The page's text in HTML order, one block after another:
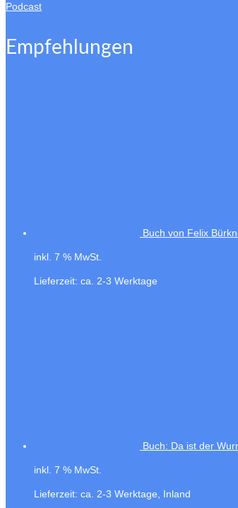
Podcast
Empfehlungen
Buch von Felix
inkl. 7 % MwSt.
Lieferzeit: ca. 2-3 Werktage
Buch: Da ist der
inkl. 7 % MwSt.
Lieferzeit: ca. 2-3 Werktage, Inland